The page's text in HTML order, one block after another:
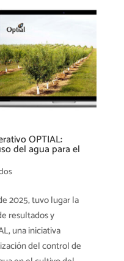
OPTIAL:
del agua para el
2025, tuvo lugar la
resultados y
una iniciativa
del control de